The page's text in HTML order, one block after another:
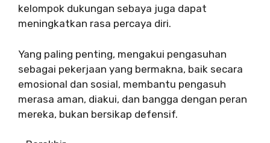
kelompok dukungan sebaya juga dapat
meningkatkan rasa percaya diri.
Yang paling penting, mengakui pengasuhan
sebagai pekerjaan yang bermakna, baik secara
emosional dan sosial, membantu pengasuh
merasa aman, diakui, dan bangga dengan peran
mereka, bukan bersikap defensif.